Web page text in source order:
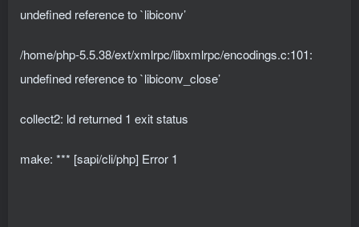
undefined reference to `libiconv’
/home/php-5.5.38/ext/xmlrpc/libxmlrpc/encodings.c:101:
undefined reference to `libiconv_close’
collect2: ld returned 1 exit status
make: *** [sapi/cli/php] Error 1